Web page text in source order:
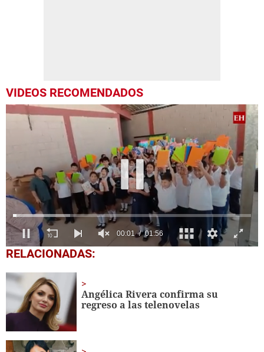
VIDEOS RECOMENDADOS
0
seconds
1
minute,
seconds
RELACIONADAS:
Angélica Rivera confirma su
regreso a las telenovelas